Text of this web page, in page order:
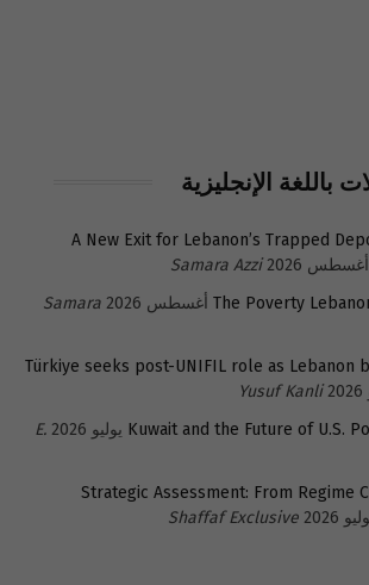
باللغة الإنجليزية
A New Exit for Lebanon’s Trapped
Samara Azzi
The Poverty
Samara
Türkiye seeks post-UNIFIL role as Lebanon
Yusuf Kanli
Kuwait and the Future of U.S.
E.
Strategic Assessment: From Regime
Shaffaf Exclusive